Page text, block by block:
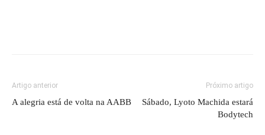
Artigo anterior
A alegria está de volta na AABB
Próximo artigo
Sábado, Lyoto Machida estará
Bodytech